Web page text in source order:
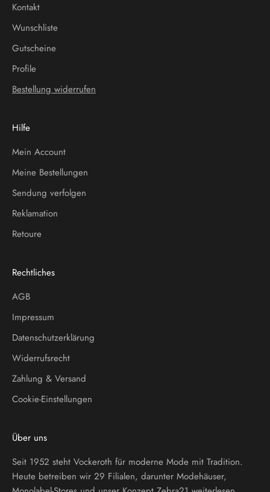
Kontakt
Wunschliste
Gutscheine
Profile
Bestellung widerrufen
Hilfe
Mein Account
Meine Bestellungen
Sendung verfolgen
Reklamation
Retoure
Rechtliches
AGB
Impressum
Datenschutzerklärung
Widerrufsrecht
Zahlung & Versand
Cookie-Einstellungen
Über uns
Seit 1952 steht Vockeroth für moderne Mode mit Tradition.
Heute betreiben wir 29 Filialen, darunter Modehäuser,